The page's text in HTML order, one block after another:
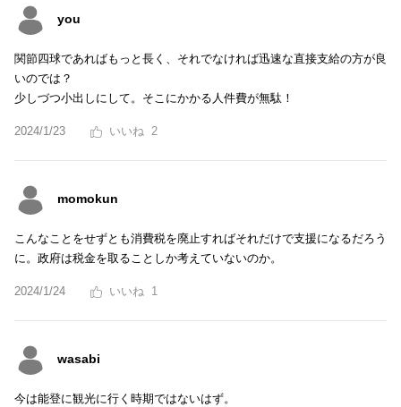
you
関節四球であればもっと長く、それでなければ迅速な直接支給の方が良
いのでは？
少しづつ小出しにして。そこにかかる人件費が無駄！
2024/1/23 2
momokun
こんなことをせずとも消費税を廃止すればそれだけで支援になるだろう
に。政府は税金を取ることしか考えていないのか。
2024/1/24 1
wasabi
今は能登に観光に行く時期ではないはず。